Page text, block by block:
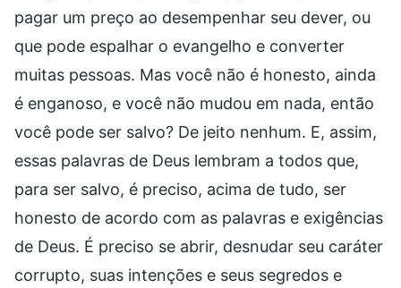
pagar um preço ao desempenhar seu dever, ou
que pode espalhar o evangelho e converter
muitas pessoas. Mas você não é honesto, ainda
é enganoso, e você não mudou em nada, então
você pode ser salvo? De jeito nenhum. E, assim,
essas palavras de Deus lembram a todos que,
para ser salvo, é preciso, acima de tudo, ser
honesto de acordo com as palavras e exigências
de Deus. É preciso se abrir, desnudar seu caráter
corrupto, suas intenções e seus segredos e